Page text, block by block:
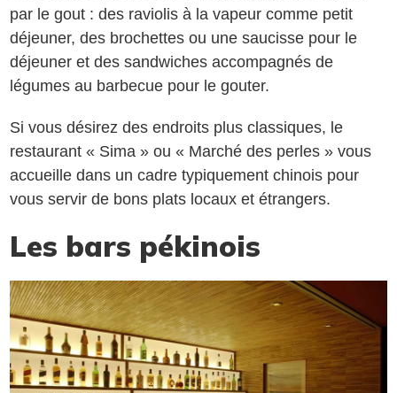
par le gout : des raviolis à la vapeur comme petit
déjeuner, des brochettes ou une saucisse pour le
déjeuner et des sandwiches accompagnés de
légumes au barbecue pour le gouter.
Si vous désirez des endroits plus classiques, le
restaurant « Sima » ou « Marché des perles » vous
accueille dans un cadre typiquement chinois pour
vous servir de bons plats locaux et étrangers.
Les bars pékinois